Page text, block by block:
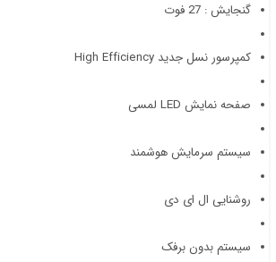
گنجایش : 27 فوت
کمپرسور نسل جدید High Efficiency
صفحه نمایش LED لمسی
سیستم سرمایش هوشمند
روشنایی ال ای دی
سیستم بدون برفک